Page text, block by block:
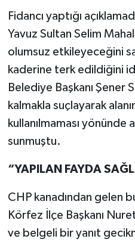
Fidancı yaptığı
Yavuz Sultan Selim
olumsuz etkileyeceğini
kaderine terk edildiğini
Belediye Başkanı Şener
kalmakla suçlayarak
kullanılmaması
sunmuştu.
“YAPILAN FAYDA
CHP kanadından gelen
Körfez İlçe Başkanı
ve belgeli bir yanıt